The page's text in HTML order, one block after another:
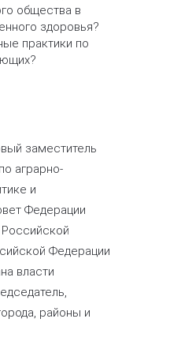
общества в
здоровья?
практики по
заместитель
аграрно-
и
Федерации
Федерации
власти
районы и